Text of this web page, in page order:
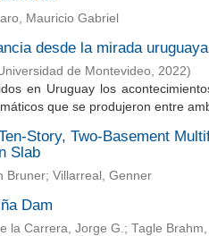
Mauricio Gabriel
desde la mirada uruguaya
de Montevideo, 2022)
en Uruguay los
que se produjeron entre
Story, Two-Basement
Slab
Bruner; Villarreal, Genner
Dam
la Carrera, Jorge G.; Tagle